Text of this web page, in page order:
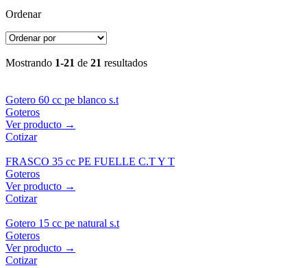
Ordenar
Mostrando 1-21 de 21 resultados
Gotero 60 cc pe blanco s.t
Goteros
Ver producto →
Cotizar
FRASCO 35 cc PE FUELLE C.T Y T
Goteros
Ver producto →
Cotizar
Gotero 15 cc pe natural s.t
Goteros
Ver producto →
Cotizar